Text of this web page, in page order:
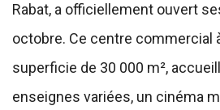
Rabat, a officiellement ouvert
octobre. Ce centre commercial
superficie de 30 000 m²,
enseignes variées, un cinéma